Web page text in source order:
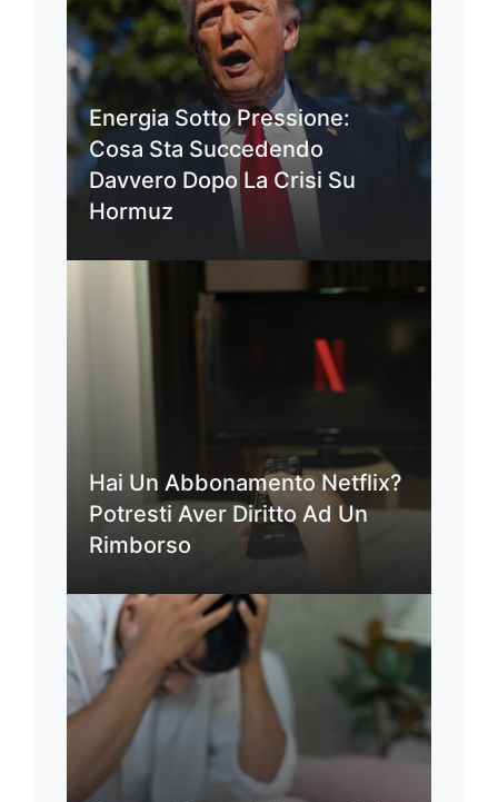
Energia Sotto Pressione:
Cosa Sta Succedendo
Davvero Dopo La Crisi Su
Hormuz
Hai Un Abbonamento Netflix?
Potresti Aver Diritto Ad Un
Rimborso